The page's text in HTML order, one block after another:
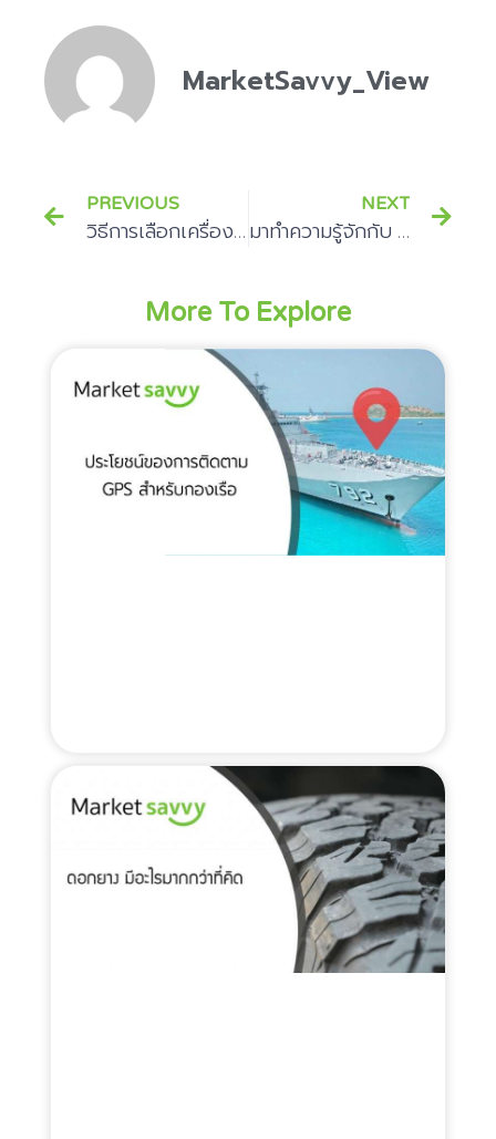
MarketSavvy_View
PREVIOUS
วิธีการเลือกเครื่องชงกาแฟที่มีคุณภาพ
NEXT
มาทำความรู้จักกับ CRM ที่จะทำให้เรากับลูกค้าเข้าใจกันมากขึ้น
More To Explore